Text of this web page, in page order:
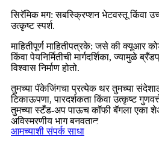
सिरॅमिक मग: सबस्क्रिप्शन भेटवस्तू किंवा
उत्कृष्ट स्पर्श.
माहितीपूर्ण माहितीपत्रके: जसे की क्यूआर
किंवा पेयनिर्मितीची मार्गदर्शिका, ज्यामुळे
विश्वास निर्माण होतो.
तुमच्या पॅकेजिंगचा प्रत्येक थर तुमच्या
टिकाऊपणा, पारदर्शकता किंवा उत्कृष्ट
तुमच्या स्टँड-अप पाऊच कॉफी बॅगला एका
अविस्मरणीय भाग बनवतात.
आमच्याशी संपर्क साधा